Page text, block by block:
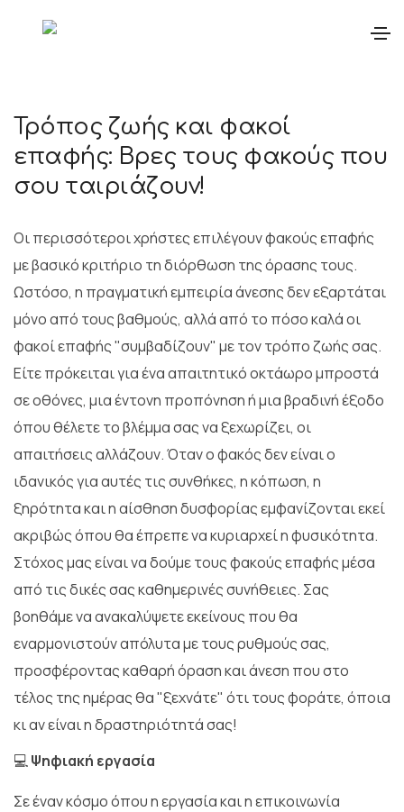
Τρόπος ζωής και φακοί
επαφής: Βρες τους φακούς που
σου ταιριάζουν!
Οι περισσότεροι χρήστες επιλέγουν φακούς επαφής
με βασικό κριτήριο τη διόρθωση της όρασης τους.
Ωστόσο, η πραγματική εμπειρία άνεσης δεν εξαρτάται
μόνο από τους βαθμούς, αλλά από το πόσο καλά οι
φακοί επαφής "συμβαδίζουν" με τον τρόπο ζωής σας.
Είτε πρόκειται για ένα απαιτητικό οκτάωρο μπροστά
σε οθόνες, μια έντονη προπόνηση ή μια βραδινή έξοδο
όπου θέλετε το βλέμμα σας να ξεχωρίζει, οι
απαιτήσεις αλλάζουν. Όταν ο φακός δεν είναι ο
ιδανικός για αυτές τις συνθήκες, η κόπωση, η
ξηρότητα και η αίσθηση δυσφορίας εμφανίζονται εκεί
ακριβώς όπου θα έπρεπε να κυριαρχεί η φυσικότητα.
Στόχος μας είναι να δούμε τους φακούς επαφής μέσα
από τις δικές σας καθημερινές συνήθειες. Σας
βοηθάμε να ανακαλύψετε εκείνους που θα
εναρμονιστούν απόλυτα με τους ρυθμούς σας,
προσφέροντας καθαρή όραση και άνεση που στο
τέλος της ημέρας θα "ξεχνάτε" ότι τους φοράτε, όποια
κι αν είναι η δραστηριότητά σας!
💻Ψηφιακή εργασία
Σε έναν κόσμο όπου η εργασία και η επικοινωνία